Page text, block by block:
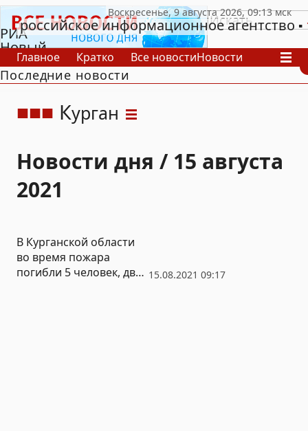
РИА
Новый
День
российское информационное агентство
Главное Кратко Все новостиНовости
В России
В мире
Последние новости
Курган
Новости дня / 15 августа
2021
15.08.2021 09:17
В Курганской области
во время пожара
погибли 5 человек, двое